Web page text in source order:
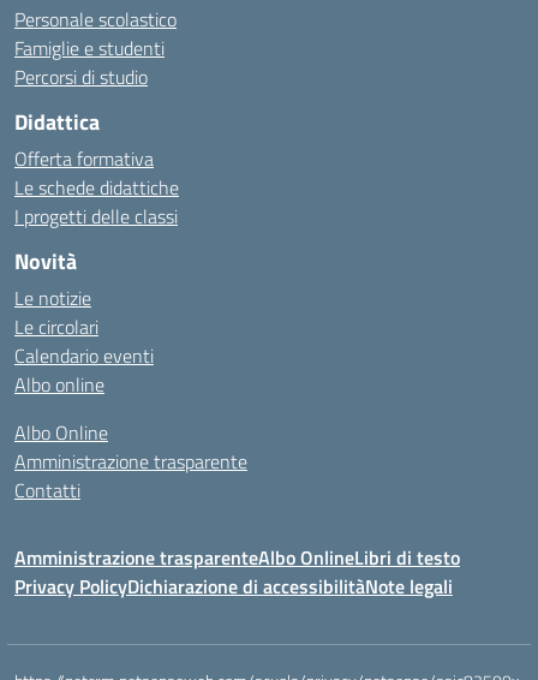
Personale scolastico
Famiglie e studenti
Percorsi di studio
Didattica
Offerta formativa
Le schede didattiche
I progetti delle classi
Novità
Le notizie
Le circolari
Calendario eventi
Albo online
Albo Online
Amministrazione trasparente
Contatti
Amministrazione trasparenteAlbo OnlineLibri di testo
Privacy PolicyDichiarazione di accessibilitàNote legali